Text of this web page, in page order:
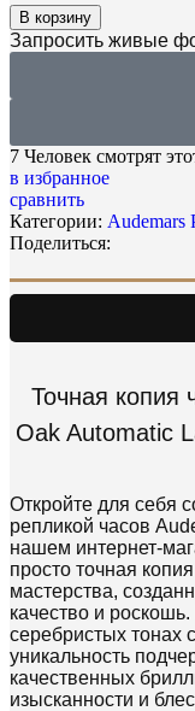
В корзину
Запросить живые
7 Человек смотрят
в избранное
сравнить
Категории: Audemars
Поделиться:
Точная копия
Oak Automatic
Откройте для себя
репликой часов
нашем интернет-
просто точная
мастерства,
качество и
серебристых тонах
уникальность
качественных
изысканности и